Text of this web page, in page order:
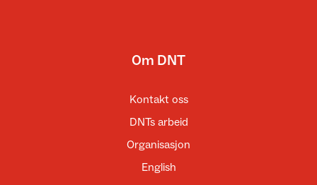
Om DNT
Kontakt oss
DNTs arbeid
Organisasjon
English